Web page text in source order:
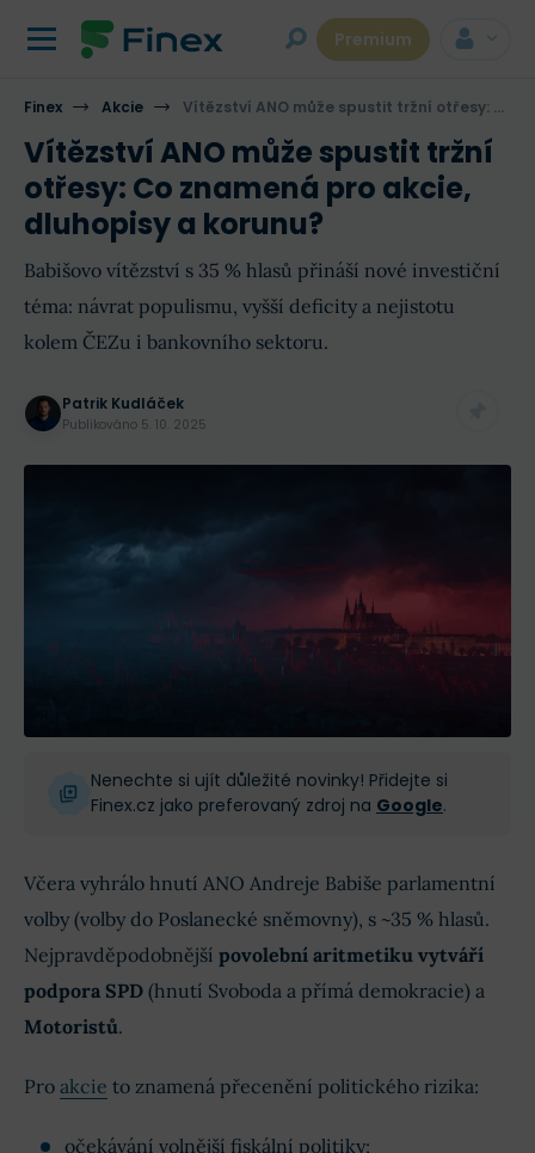
Premium
Finex Akcie Vítězství ANO může spustit tržní otřesy: Co znamená pro akcie, dluhopisy a korunu?
Vítězství ANO může spustit tržní
otřesy: Co znamená pro akcie,
dluhopisy a korunu?
Babišovo vítězství s 35 % hlasů přináší nové investiční
téma: návrat populismu, vyšší deficity a nejistotu
kolem ČEZu i bankovního sektoru.
Patrik Kudláček
Publikováno 5. 10. 2025
Nenechte si ujít důležité novinky! Přidejte si
Finex.cz jako preferovaný zdroj na Google.
Včera vyhrálo hnutí ANO Andreje Babiše parlamentní
volby (volby do Poslanecké sněmovny), s ~35 % hlasů.
Nejpravděpodobnější povolební aritmetiku vytváří
podpora SPD (hnutí Svoboda a přímá demokracie) a
Motoristů.
Pro akcie to znamená přecenění politického rizika:
očekávání volnější fiskální politiky;